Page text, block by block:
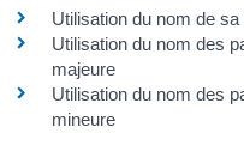
Utilisation du nom de
Utilisation du nom des
majeure
Utilisation du nom des
mineure